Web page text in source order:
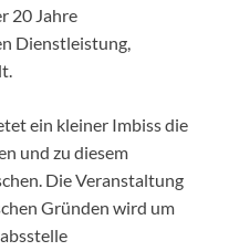
20 Jahre
Dienstleistung,
ein kleiner Imbiss die
und zu diesem
Die Veranstaltung
Gründen wird um